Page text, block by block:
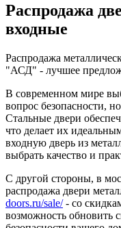
Распродажа
входные
Распродажа
"АСД" - лучшее
В современном мире
вопрос безопасности,
Стальные двери
что делает их
входную дверь из
выбрать качество и
С другой стороны, в
распродажа двери
doors.ru/sale/- со
возможность обновить